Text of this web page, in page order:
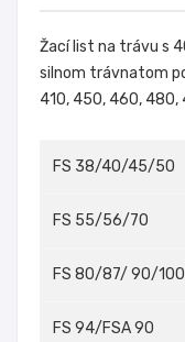
Žací list na trávu s
silnom trávnatom
410, 450, 460, 480,
FS 38/40/45/50
FS 55/56/70
FS 80/87/ 90/
FS 94/FSA 90